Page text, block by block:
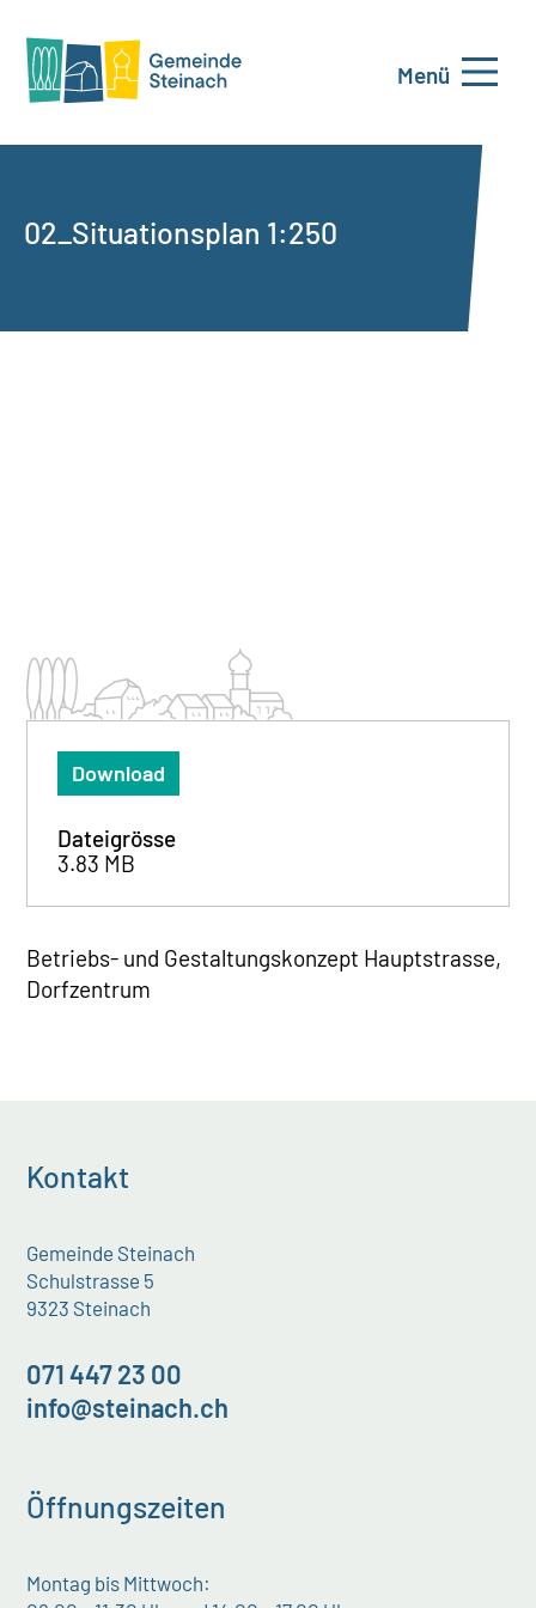
Menü
02_Situationsplan 1:250
Download
Dateigrösse
3.83 MB
Betriebs- und Gestaltungskonzept Hauptstrasse,
Dorfzentrum
Kontakt
Gemeinde Steinach
Schulstrasse 5
9323 Steinach
071 447 23 00
info@steinach.ch
Öffnungszeiten
Montag bis Mittwoch: